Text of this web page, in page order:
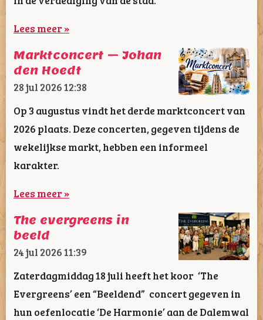
Lees meer »
Marktconcert – Johan
den Hoedt
28 jul 202612:38
Op 3 augustus vindt het derde marktconcert van
2026 plaats. Deze concerten, gegeven tijdens de
wekelijkse markt, hebben een informeel
karakter.
Lees meer »
The evergreens in
beeld
24 jul 202611:39
Zaterdagmiddag 18 juli heeft het koor ‘The
Evergreens’ een “Beeldend” concert gegeven in
hun oefenlocatie ‘De Harmonie’ aan de Dalemwal